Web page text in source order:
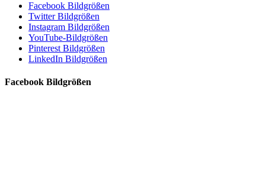
Facebook Bildgrößen
Twitter Bildgrößen
Instagram Bildgrößen
YouTube-Bildgrößen
Pinterest Bildgrößen
LinkedIn Bildgrößen
Facebook Bildgrößen